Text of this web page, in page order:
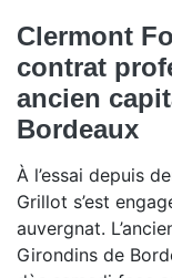
Clermont
contrat
ancien
Bordeaux
À l’essai depuis
Grillot s’est
auvergnat.
Girondins de